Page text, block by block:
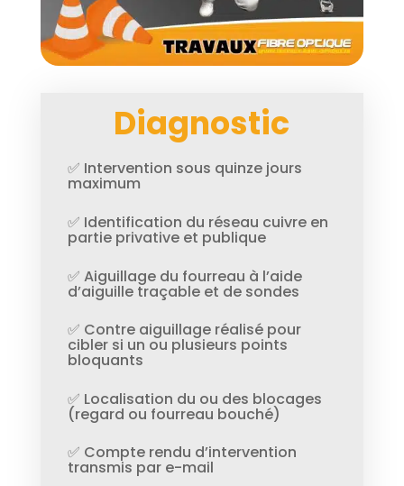
Diagnostic
✅ Intervention sous quinze jours
maximum
✅ Identification du réseau cuivre en
partie privative et publique
✅ Aiguillage du fourreau à l’aide
d’aiguille traçable et de sondes
✅ Contre aiguillage réalisé pour
cibler si un ou plusieurs points
bloquants
✅ Localisation du ou des blocages
(regard ou fourreau bouché)
✅ Compte rendu d’intervention
transmis par e-mail